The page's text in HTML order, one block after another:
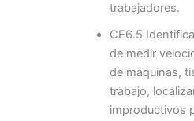
trabajadores.
CE6.5
de medir
de máquinas,
trabajo,
improductivos